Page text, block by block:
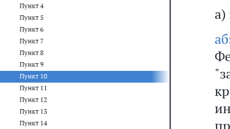
Пункт 4
Пункт 5
Пункт 6
Пункт 7
Пункт 8
Пункт 9
Пункт 10
Пункт 11
Пункт 12
Пункт 13
Пункт 14